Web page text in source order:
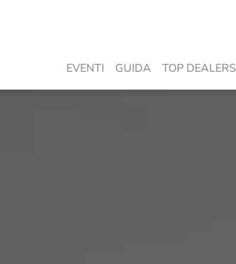
EVENTI GUIDA TOP DEALERS